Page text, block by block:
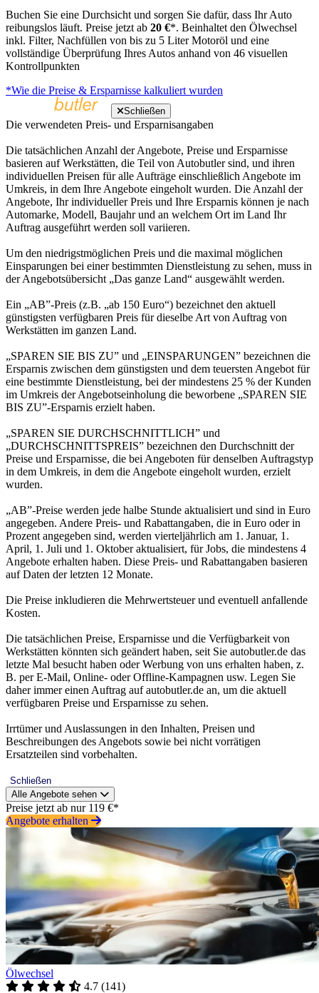
Buchen Sie eine Durchsicht und sorgen Sie dafür, dass Ihr Auto
reibungslos läuft. Preise jetzt ab 20 €*. Beinhaltet den Ölwechsel
inkl. Filter, Nachfüllen von bis zu 5 Liter Motoröl und eine
vollständige Überprüfung Ihres Autos anhand von 46 visuellen
Kontrollpunkten
*Wie die Preise & Ersparnisse kalkuliert wurden
Schließen
Die verwendeten Preis- und Ersparnisangaben
Die tatsächlichen Anzahl der Angebote, Preise und Ersparnisse
basieren auf Werkstätten, die Teil von Autobutler sind, und ihren
individuellen Preisen für alle Aufträge einschließlich Angebote im
Umkreis, in dem Ihre Angebote eingeholt wurden. Die Anzahl der
Angebote, Ihr individueller Preis und Ihre Ersparnis können je nach
Automarke, Modell, Baujahr und an welchem Ort im Land Ihr
Auftrag ausgeführt werden soll variieren.
Um den niedrigstmöglichen Preis und die maximal möglichen
Einsparungen bei einer bestimmten Dienstleistung zu sehen, muss in
der Angebotsübersicht „Das ganze Land“ ausgewählt werden.
Ein „AB”-Preis (z.B. „ab 150 Euro“) bezeichnet den aktuell
günstigsten verfügbaren Preis für dieselbe Art von Auftrag von
Werkstätten im ganzen Land.
„SPAREN SIE BIS ZU” und „EINSPARUNGEN” bezeichnen die
Ersparnis zwischen dem günstigsten und dem teuersten Angebot für
eine bestimmte Dienstleistung, bei der mindestens 25 % der Kunden
im Umkreis der Angebotseinholung die beworbene „SPAREN SIE
BIS ZU”-Ersparnis erzielt haben.
„SPAREN SIE DURCHSCHNITTLICH” und
„DURCHSCHNITTSPREIS” bezeichnen den Durchschnitt der
Preise und Ersparnisse, die bei Angeboten für denselben Auftragstyp
in dem Umkreis, in dem die Angebote eingeholt wurden, erzielt
wurden.
„AB”-Preise werden jede halbe Stunde aktualisiert und sind in Euro
angegeben. Andere Preis- und Rabattangaben, die in Euro oder in
Prozent angegeben sind, werden vierteljährlich am 1. Januar, 1.
April, 1. Juli und 1. Oktober aktualisiert, für Jobs, die mindestens 4
Angebote erhalten haben. Diese Preis- und Rabattangaben basieren
auf Daten der letzten 12 Monate.
Die Preise inkludieren die Mehrwertsteuer und eventuell anfallende
Kosten.
Die tatsächlichen Preise, Ersparnisse und die Verfügbarkeit von
Werkstätten könnten sich geändert haben, seit Sie autobutler.de das
letzte Mal besucht haben oder Werbung von uns erhalten haben, z.
B. per E-Mail, Online- oder Offline-Kampagnen usw. Legen Sie
daher immer einen Auftrag auf autobutler.de an, um die aktuell
verfügbaren Preise und Ersparnisse zu sehen.
Irrtümer und Auslassungen in den Inhalten, Preisen und
Beschreibungen des Angebots sowie bei nicht vorrätigen
Ersatzteilen sind vorbehalten.
Schließen
Alle Angebote sehen
Preise jetzt ab nur 119 €*
Angebote erhalten
Ölwechsel
4.7 (141)